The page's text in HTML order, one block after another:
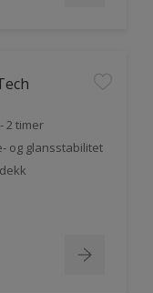
2 timer
og glansstabilitet